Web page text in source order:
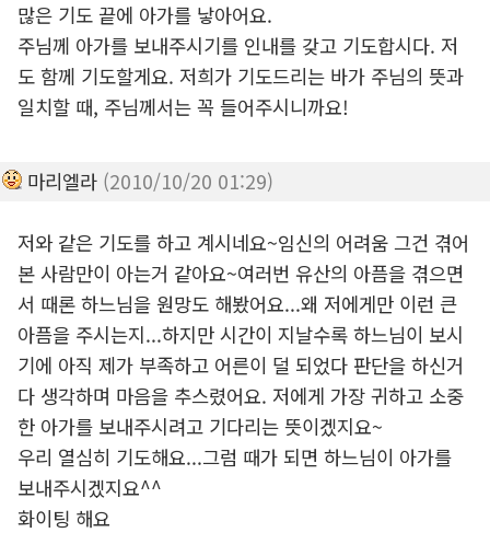
많은 기도 끝에 아가를 낳아어요.
주님께 아가를 보내주시기를 인내를 갖고 기도합시다. 저
도 함께 기도할게요. 저희가 기도드리는 바가 주님의 뜻과
일치할 때, 주님께서는 꼭 들어주시니까요!
마리엘라 (2010/10/20 01:29)
저와 같은 기도를 하고 계시네요~임신의 어려움 그건 겪어
본 사람만이 아는거 같아요~여러번 유산의 아픔을 겪으면
서 때론 하느님을 원망도 해봤어요...왜 저에게만 이런 큰
아픔을 주시는지...하지만 시간이 지날수록 하느님이 보시
기에 아직 제가 부족하고 어른이 덜 되었다 판단을 하신거
다 생각하며 마음을 추스렸어요. 저에게 가장 귀하고 소중
한 아가를 보내주시려고 기다리는 뜻이겠지요~
우리 열심히 기도해요...그럼 때가 되면 하느님이 아가를
보내주시겠지요^^
화이팅 해요